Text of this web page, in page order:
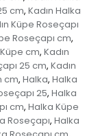
cm, Kadın Halka
Küpe Roseçapı
Roseçapı cm,
cm, Kadın
25 cm, Kadın
cm, Halka, Halka
25, Halka
cm, Halka Küpe
Roseçapı, Halka